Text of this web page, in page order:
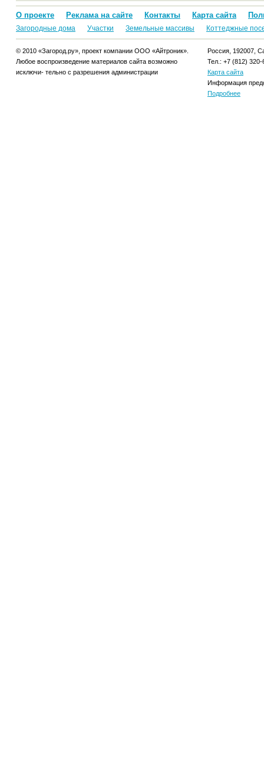
О проекте Реклама на сайте Контакты Карта сайта
Загородные дома Участки Земельные массивы Коттеджные
© 2010 «Загород.ру», проект компании ООО «Айтроник».
Любое воспроизведение материалов сайта возможно
исключи- тельно с разрешения администрации
Россия, 192007,
Тел.: +7 (812) 320-
Карта сайта
Информация
Подробнее